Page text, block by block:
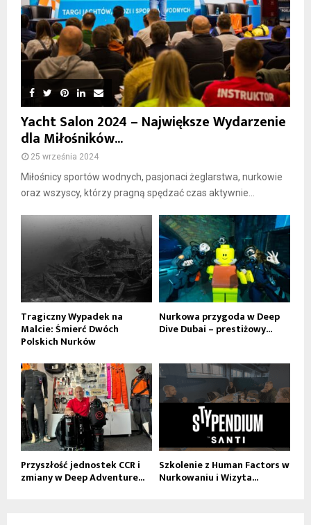
Yacht Salon 2024 – Największe Wydarzenie
dla Miłośników...
25 września 2024
Miłośnicy sportów wodnych, pasjonaci żeglarstwa, nurkowie
oraz wszyscy, którzy pragną spędzać czas aktywnie...
Tragiczny Wypadek na
Malcie: Śmierć Dwóch
Polskich Nurków
Nurkowa przygoda w Deep
Dive Dubai – prestiżowy...
Przyszłość jednostek CCR i
zmiany w Deep Adventure...
Szkolenie z Human Factors w
Nurkowaniu i Wizyta...